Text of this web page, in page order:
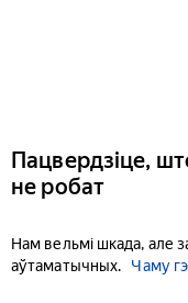
Пацвердзіце,
не робат
Нам вельмі шкада, але
аўтаматычных.
Чаму